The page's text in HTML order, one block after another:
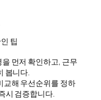
팁
먼저 확인하고, 근무
봅니다.
교해 우선순위를 정하
시 검증합니다.